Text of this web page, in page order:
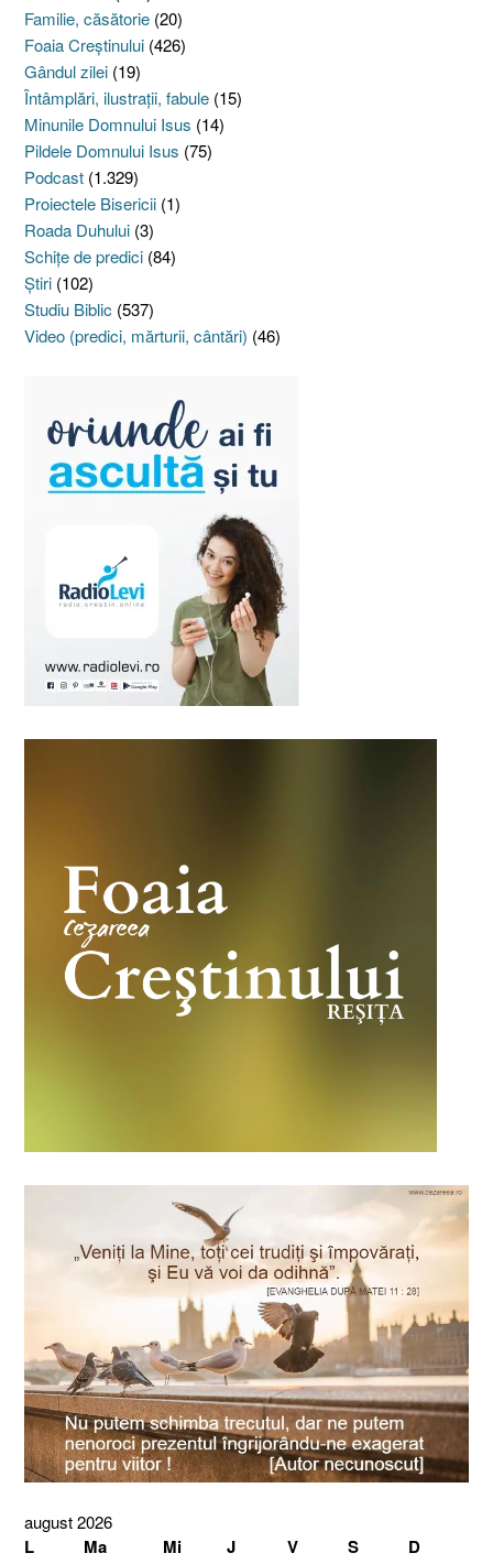
Familie, căsătorie (20)
Foaia Creştinului (426)
Gândul zilei (19)
Întâmplări, ilustraţii, fabule (15)
Minunile Domnului Isus (14)
Pildele Domnului Isus (75)
Podcast (1.329)
Proiectele Bisericii (1)
Roada Duhului (3)
Schiţe de predici (84)
Ştiri (102)
Studiu Biblic (537)
Video (predici, mărturii, cântări) (46)
august 2026
L Ma Mi J V S D